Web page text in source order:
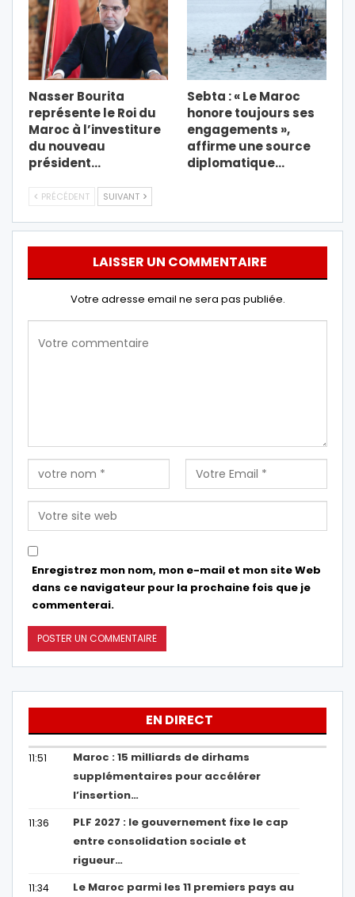
Nasser Bourita
représente le Roi du
Maroc à l’investiture
du nouveau
président…
Sebta : « Le Maroc
honore toujours ses
engagements »,
affirme une source
diplomatique…
PRÉCÉDENT SUIVANT
LAISSER UN COMMENTAIRE
Votre adresse email ne sera pas publiée.
Enregistrez mon nom, mon e-mail et mon site Web
dans ce navigateur pour la prochaine fois que je
commenterai.
EN DIRECT
11:51
Maroc : 15 milliards de dirhams
supplémentaires pour accélérer
l’insertion…
11:36
PLF 2027 : le gouvernement fixe le cap
entre consolidation sociale et
rigueur…
11:34 Le Maroc parmi les 11 premiers pays au